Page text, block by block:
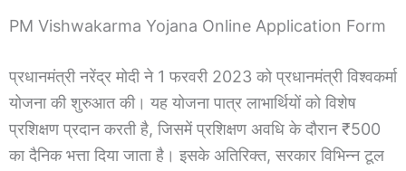
PM Vishwakarma Yojana Online Application Form
प्रधानमंत्री नरेंद्र मोदी ने 1 फरवरी 2023 को प्रधानमंत्री विश्वकर्मा
योजना की शुरुआत की। यह योजना पात्र लाभार्थियों को विशेष
प्रशिक्षण प्रदान करती है, जिसमें प्रशिक्षण अवधि के दौरान ₹500
का दैनिक भत्ता दिया जाता है। इसके अतिरिक्त, सरकार विभिन्न टूल